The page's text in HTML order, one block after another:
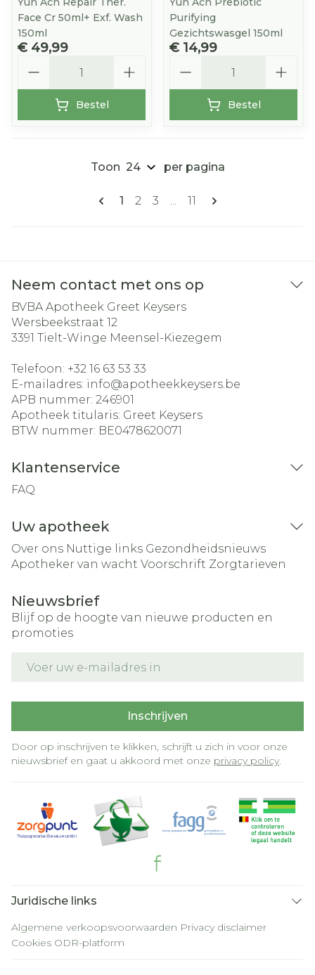
Face Cr 50ml+ Exf. Wash
150ml
€ 49,99
Bestel
Purifying
Gezichtswasgel 150ml
€ 14,99
Bestel
Pagina's
U lees momenteel pagina
1 Pagina
2 Pagina
3 ... Pagina
11
Toon per pagina
Neem contact met ons op
BVBA Apotheek Greet Keysers
Wersbeekstraat 12
3391 Tielt-Winge Meensel-Kiezegem
Telefoon: +32 16 63 53 33
E-mailadres: info@apotheekkeysers.be
APB nummer: 246901
Apotheek titularis: Greet Keysers
BTW nummer: BE0478620071
Klantenservice
FAQ
Uw apotheek
Over ons Nuttige links Gezondheidsnieuws
Apotheker van wacht Voorschrift Zorgtarieven
Nieuwsbrief
Blijf op de hoogte van nieuwe producten en
promoties
Inschrijven
Door op inschrijven te klikken, schrijft u zich in voor onze
nieuwsbrief en gaat u akkoord met onze privacy policy.
Juridische links
Algemene verkoopsvoorwaarden Privacy disclaimer
Cookies ODR-platform